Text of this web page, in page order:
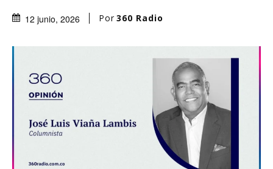
12 junio, 2026 Por 360 Radio